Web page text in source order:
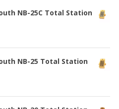
NB-25C Total Station
NB-25 Total Station